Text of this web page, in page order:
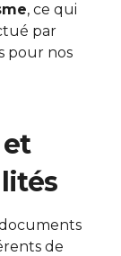
, ce qui
par
pour nos
de